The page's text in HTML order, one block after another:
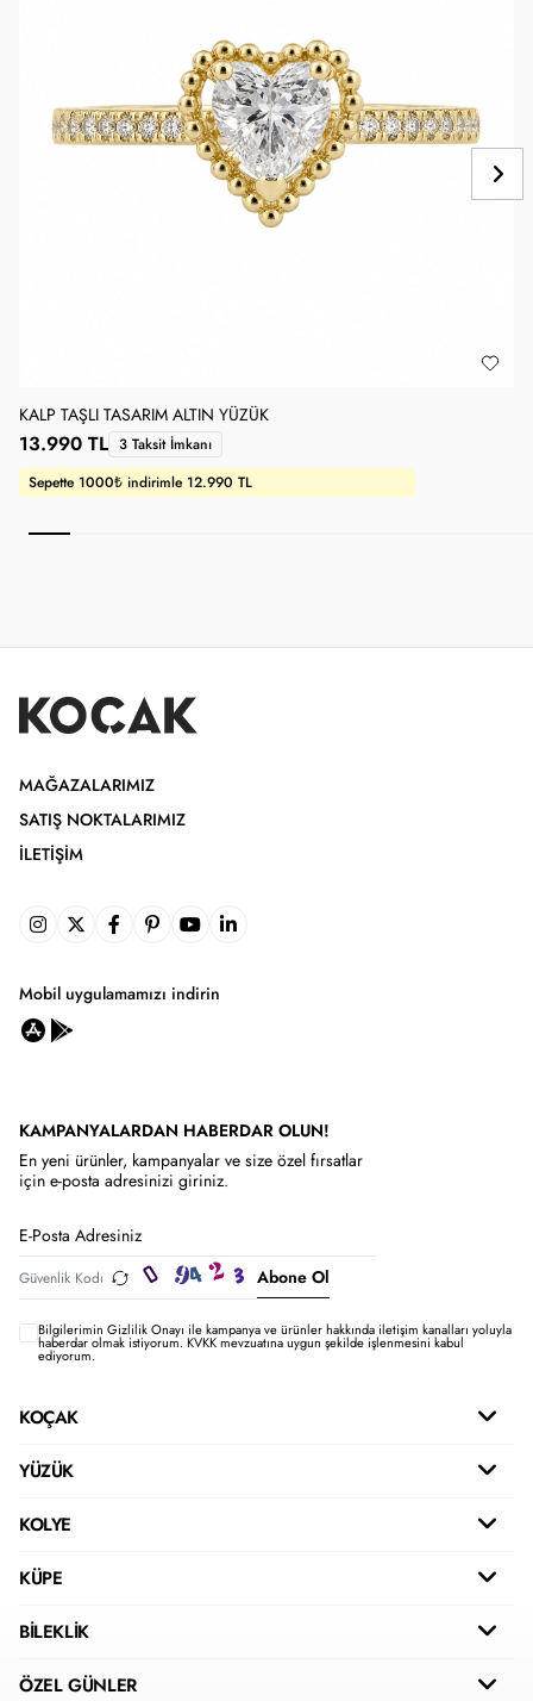
KALP TAŞLI TASARIM ALTIN YÜZÜK
Sepette 1000₺ indirimle 12.990 TL
13.990 TL 3 Taksit İmkanı
MAĞAZALARIMIZ
SATIŞ NOKTALARIMIZ
İLETIŞIM
Mobil uygulamamızı indirin
KAMPANYALARDAN HABERDAR OLUN!
En yeni ürünler, kampanyalar ve size özel fırsatlar
için e-posta adresinizi giriniz.
Abone Ol
Bilgilerimin Gizlilik Onayı ile kampanya ve ürünler hakkında iletişim kanalları yoluyla
haberdar olmak istiyorum.KVKK mevzuatına uygun şekilde işlenmesini kabul
ediyorum.
KOÇAK
YÜZÜK
KOLYE
KÜPE
BİLEKLİK
ÖZEL GÜNLER